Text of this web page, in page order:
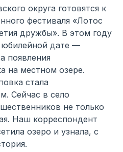
округа готовятся к
фестиваля «Лотос
дружбы». В этом году
юбилейной дате —
появления
на местном озере.
стала
Сейчас в село
не только
Наш корреспондент
озеро и узнала, с